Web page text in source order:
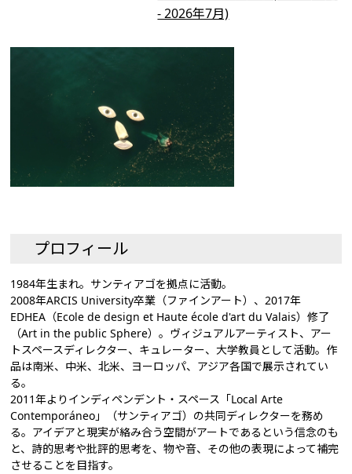
- 2026年7月)
プロフィール
1984年生まれ。サンティアゴを拠点に活動。
2008年ARCIS University卒業（ファインアート）、2017年
EDHEA（Ecole de design et Haute école d'art du Valais）修了
（Art in the public Sphere）。ヴィジュアルアーティスト、アー
トスペースディレクター、キュレーター、大学教員として活動。作
品は南米、中米、北米、ヨーロッパ、アジア各国で展示されてい
る。
2011年よりインディペンデント・スペース「Local Arte
Contemporáneo」（サンティアゴ）の共同ディレクターを務め
る。アイデアと現実が絡み合う空間がアートであるという信念のも
と、詩的思考や批評的思考を、物や音、その他の表現によって補完
させることを目指す。